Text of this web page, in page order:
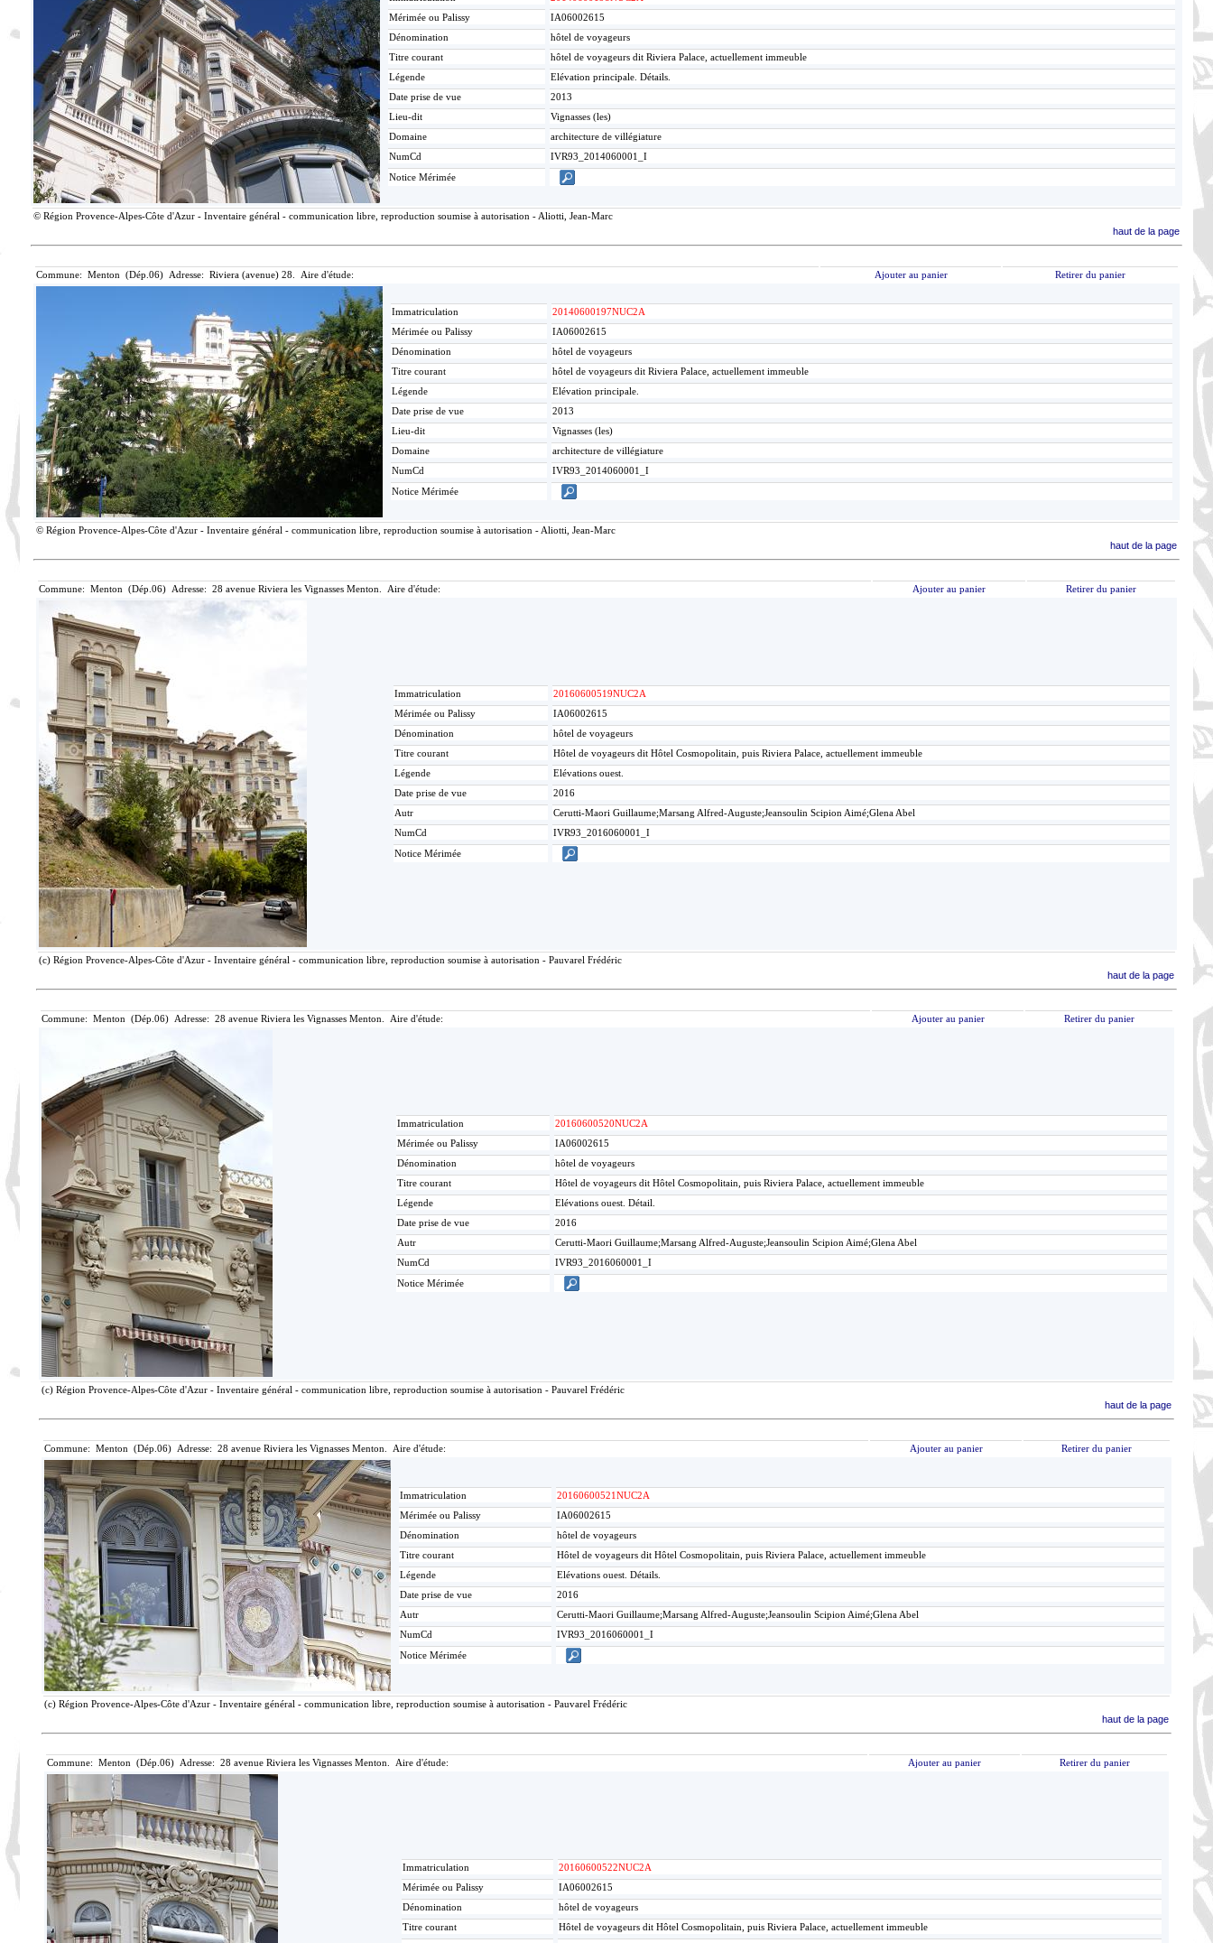
Mérimée ou Palissy
IA06002615
Dénomination
hôtel de voyageurs
Titre courant
hôtel de voyageurs dit Riviera Palace, actuellement immeuble
Légende
Elévation principale. Détails.
Date prise de vue
2013
Lieu-dit
Vignasses (les)
Domaine
architecture de villégiature
NumCd
IVR93_2014060001_I
Notice Mérimée
© Région Provence-Alpes-Côte d'Azur - Inventaire général - communication libre, reproduction soumise à autorisation - Aliotti, Jean-Marc
haut de la page
Commune: Menton (Dép.06) Adresse: Riviera (avenue) 28. Aire d'étude: Ajouter au panier Retirer du panier
Immatriculation
20140600197NUC2A
Mérimée ou Palissy
IA06002615
Dénomination
hôtel de voyageurs
Titre courant
hôtel de voyageurs dit Riviera Palace, actuellement immeuble
Légende
Elévation principale.
Date prise de vue
2013
Lieu-dit
Vignasses (les)
Domaine
architecture de villégiature
NumCd
IVR93_2014060001_I
Notice Mérimée
© Région Provence-Alpes-Côte d'Azur - Inventaire général - communication libre, reproduction soumise à autorisation - Aliotti, Jean-Marc
haut de la page
Commune: Menton (Dép.06) Adresse: 28 avenue Riviera les Vignasses Menton. Aire d'étude: Ajouter au panier Retirer du panier
Immatriculation
20160600519NUC2A
Mérimée ou Palissy
IA06002615
Dénomination
hôtel de voyageurs
Titre courant
Hôtel de voyageurs dit Hôtel Cosmopolitain, puis Riviera Palace, actuellement immeuble
Légende
Elévations ouest.
Date prise de vue
2016
Autr
Cerutti-Maori Guillaume;Marsang Alfred-Auguste;Jeansoulin Scipion Aimé;Glena Abel
NumCd
IVR93_2016060001_I
Notice Mérimée
(c) Région Provence-Alpes-Côte d'Azur - Inventaire général - communication libre, reproduction soumise à autorisation - Pauvarel Frédéric
haut de la page
Commune: Menton (Dép.06) Adresse: 28 avenue Riviera les Vignasses Menton. Aire d'étude: Ajouter au panier Retirer du panier
Immatriculation
20160600520NUC2A
Mérimée ou Palissy
IA06002615
Dénomination
hôtel de voyageurs
Titre courant
Hôtel de voyageurs dit Hôtel Cosmopolitain, puis Riviera Palace, actuellement immeuble
Légende
Elévations ouest. Détail.
Date prise de vue
2016
Autr
Cerutti-Maori Guillaume;Marsang Alfred-Auguste;Jeansoulin Scipion Aimé;Glena Abel
NumCd
IVR93_2016060001_I
Notice Mérimée
(c) Région Provence-Alpes-Côte d'Azur - Inventaire général - communication libre, reproduction soumise à autorisation - Pauvarel Frédéric
haut de la page
Commune: Menton (Dép.06) Adresse: 28 avenue Riviera les Vignasses Menton. Aire d'étude: Ajouter au panier Retirer du panier
Immatriculation
20160600521NUC2A
Mérimée ou Palissy
IA06002615
Dénomination
hôtel de voyageurs
Titre courant
Hôtel de voyageurs dit Hôtel Cosmopolitain, puis Riviera Palace, actuellement immeuble
Légende
Elévations ouest. Détails.
Date prise de vue
2016
Autr
Cerutti-Maori Guillaume;Marsang Alfred-Auguste;Jeansoulin Scipion Aimé;Glena Abel
NumCd
IVR93_2016060001_I
Notice Mérimée
(c) Région Provence-Alpes-Côte d'Azur - Inventaire général - communication libre, reproduction soumise à autorisation - Pauvarel Frédéric
haut de la page
Commune: Menton (Dép.06) Adresse: 28 avenue Riviera les Vignasses Menton. Aire d'étude: Ajouter au panier Retirer du panier
Immatriculation
20160600522NUC2A
Mérimée ou Palissy
IA06002615
Dénomination
hôtel de voyageurs
Titre courant
Hôtel de voyageurs dit Hôtel Cosmopolitain, puis Riviera Palace, actuellement immeuble